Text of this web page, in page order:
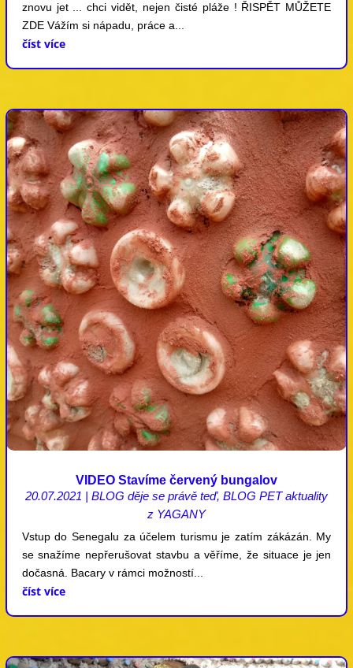
znovu jet ... chci vidět, nejen čisté pláže ! ŘISPĚT MŮŽETE
ZDE Vážím si nápadu, práce a...
číst více
VIDEO Stavíme červený bungalov
20.07.2021 | BLOG děje se právě teď, BLOG PET aktuality
z YAGANY
Vstup do Senegalu za účelem turismu je zatím zákázán. My
se snažíme nepřerušovat stavbu a věříme, že situace je jen
dočasná. Bacary v rámci možností...
číst více